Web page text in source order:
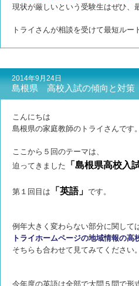
現状が厳しいという受験生はぜひ、
トライさんが相談を受けて最短ル
2014年9月24日
島根県 高校入試の傾向と対
こんにちは
島根県の家庭教師のトライさんです。
ここから５回のテーマは、
迫ってきました
「島根県高校入
第１回目は 「英語」 です。
例年大きく変わらない部分に関して
トライホームページの地域情報の高
そちらも合わせて見てみてください。
今年度の英語は全部で大問５問で形